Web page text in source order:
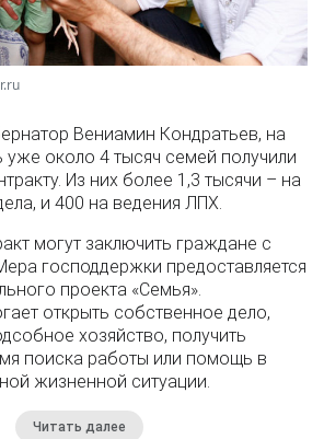
Вениамин Кондратьев, на
уже около 4 тысяч семей получили
Из них более 1,3 тысячи – на
и 400 на ведения ЛПХ.
могут заключить граждане с
господдержки предоставляется
проекта «Семья».
открыть собственное дело,
хозяйство, получить
поиска работы или помощь в
жизненной ситуации.
Читать далее